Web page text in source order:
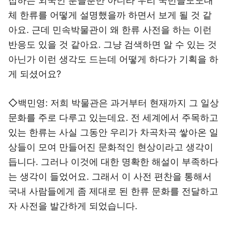
체 한류를 어떻게 설명했을까 하면서 보게 될 것 같
아요. 근데 민속박물관이 왜 한류 사전을 하는 이런
반응도 있을 것 같아요. 그냥 검색하면 알 수 있는 것
아닌가 이런 생각도 드는데 어떻게 하다가 기획을 하
게 되셨어요?
◇백민영: 저희 박물관은 과거부터 현재까지 그 일상
문화를 주로 다루고 있는데요. 전 세계에서 주목하고
있는 한류는 사실 그동안 우리가 차곡차곡 쌓아온 일
상들이 모여 만들어진 문화적인 현상이라고 생각이
듭니다. 그러나 이것에 대한 명확한 해설이 부족하다
는 생각이 들었어요. 그래서 이 사전 편찬을 통해서
국내 사람들에게 좀 제대로 된 한류 문화를 전달하고
자 사전을 발간하게 되었습니다.